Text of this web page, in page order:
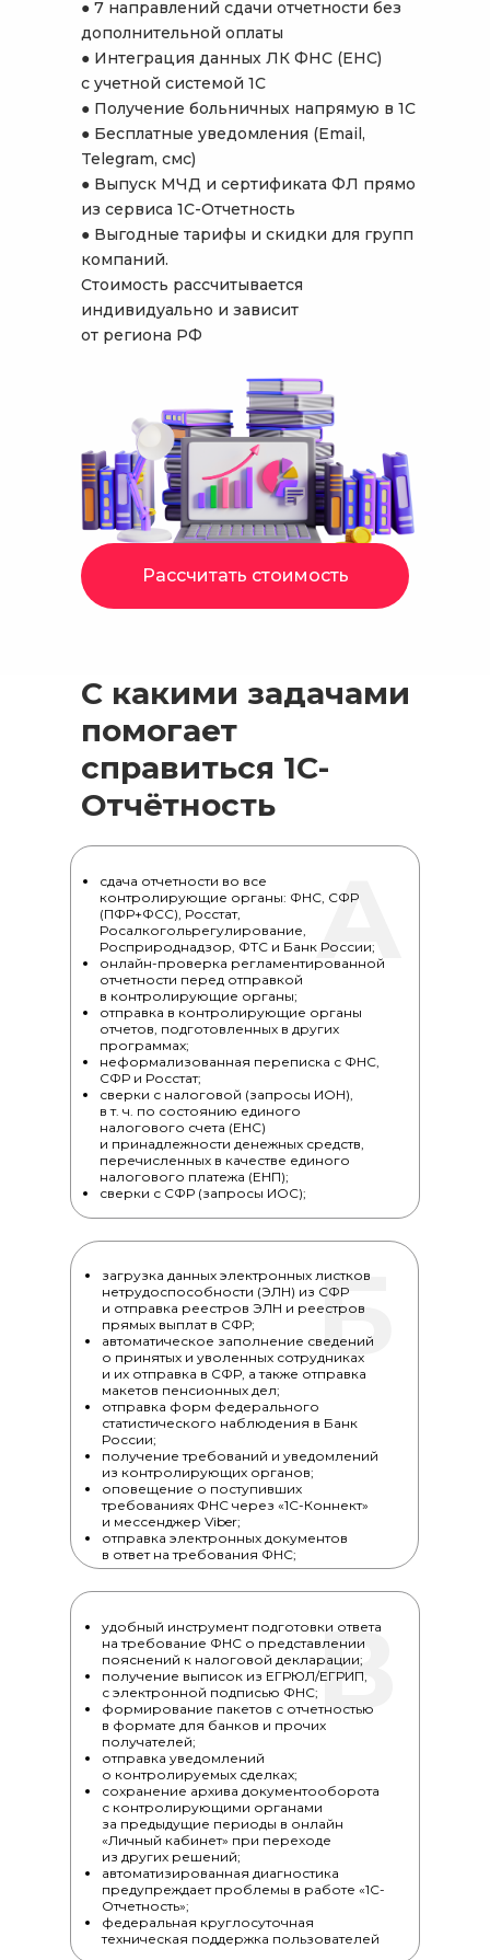
● 7 направлений сдачи отчетности без
дополнительной оплаты
● Интеграция данных ЛК ФНС (ЕНС)
с учетной системой 1С
● Получение больничных напрямую в 1С
● Бесплатные уведомления (Email,
Telegram, смс)
● Выпуск МЧД и сертификата ФЛ прямо
из сервиса 1С-Отчетность
● Выгодные тарифы и скидки для групп
компаний.
Стоимость рассчитывается
индивидуально и зависит
от региона РФ
Рассчитать стоимость
С какими задачами
помогает
справиться 1С-
Отчётность
А
сдача отчетности во все
контролирующие органы: ФНС, СФР
(ПФР+ФСС), Росстат,
Росалкогольрегулирование,
Росприроднадзор, ФТС и Банк России;
онлайн-проверка регламентированной
отчетности перед отправкой
в контролирующие органы;
отправка в контролирующие органы
отчетов, подготовленных в других
программах;
неформализованная переписка с ФНС,
СФР и Росстат;
сверки с налоговой (запросы ИОН),
в т. ч. по состоянию единого
налогового счета (ЕНС)
и принадлежности денежных средств,
перечисленных в качестве единого
налогового платежа (ЕНП);
сверки с СФР (запросы ИОС);
Б
загрузка данных электронных листков
нетрудоспособности (ЭЛН) из СФР
и отправка реестров ЭЛН и реестров
прямых выплат в СФР;
автоматическое заполнение сведений
о принятых и уволенных сотрудниках
и их отправка в СФР, а также отправка
макетов пенсионных дел;
отправка форм федерального
статистического наблюдения в Банк
России;
получение требований и уведомлений
из контролирующих органов;
оповещение о поступивших
требованиях ФНС через «1С-Коннект»
и мессенджер Viber;
отправка электронных документов
в ответ на требования ФНС;
В
удобный инструмент подготовки ответа
на требование ФНС о представлении
пояснений к налоговой декларации;
получение выписок из ЕГРЮЛ/ЕГРИП,
с электронной подписью ФНС;
формирование пакетов с отчетностью
в формате для банков и прочих
получателей;
отправка уведомлений
о контролируемых сделках;
сохранение архива документооборота
с контролирующими органами
за предыдущие периоды в онлайн
«Личный кабинет» при переходе
из других решений;
автоматизированная диагностика
предупреждает проблемы в работе «1С-
Отчетность»;
федеральная круглосуточная
техническая поддержка пользователей